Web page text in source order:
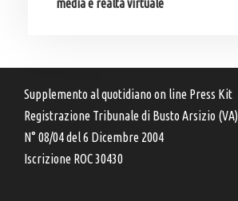
Supplemento al quotidiano on line Press Kit
Registrazione Tribunale di Busto Arsizio (VA)
N° 08/04 del 6 Dicembre 2004
Iscrizione ROC 30430